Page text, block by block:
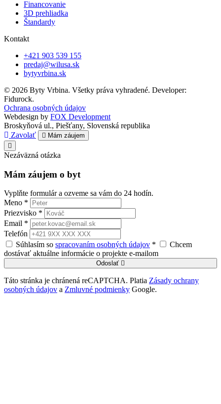
Financovanie
3D prehliadka
Štandardy
Kontakt
+421 903 539 155
predaj@wilusa.sk
bytyvrbina.sk
© 2026 Byty Vrbina. Všetky práva vyhradené. Developer:
Fidurock.
Ochrana osobných údajov
Webdesign by FOX Development
Broskyňová ul., Piešťany, Slovenská republika
Zavolať
Mám záujem
Nezáväzná otázka
Mám záujem o byt
Vyplňte formulár a ozveme sa vám do 24 hodín.
Meno *
Priezvisko *
Email *
Telefón
Súhlasím so spracovaním osobných údajov *
Chcem
dostávať aktuálne informácie o projekte e-mailom
Odoslať
Táto stránka je chránená reCAPTCHA. Platia Zásady ochrany
osobných údajov a Zmluvné podmienky Google.